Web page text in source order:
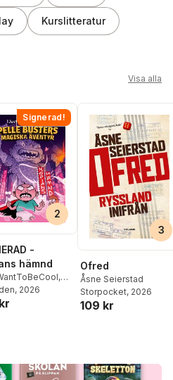
Kurslitteratur
Visa alla
Signerad!
2
-
hämnd
,
Beer
, 2026
3
Ofred
Åsne Seierstad
Storpocket, 2026
109 kr